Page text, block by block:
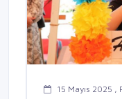
15 Mayıs 2025